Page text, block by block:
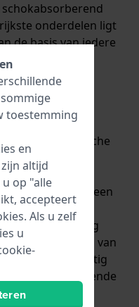
onderdelen ligt
de basis van iedere
G-Shock, de
door de technische
van de kast
uiterlijk met
was het horloge een
hop en skate-
ook nu nog
én liefhebbers van
Shock regelmatig
met bekende
zoals
toestemming
en
altijd
op "alle
accepteert
Als u zelf
u